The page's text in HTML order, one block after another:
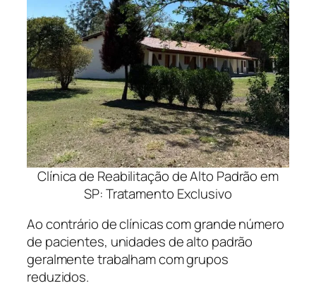
Clínica de Reabilitação de Alto Padrão em
SP: Tratamento Exclusivo
Ao contrário de clínicas com grande número
de pacientes, unidades de alto padrão
geralmente trabalham com grupos
reduzidos.